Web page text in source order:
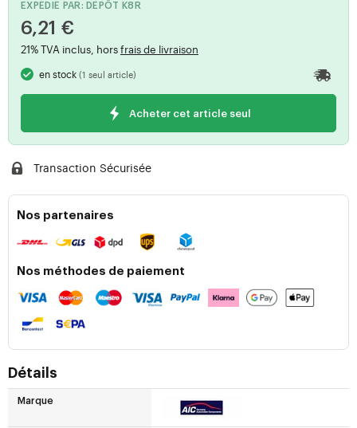
EXPÉDIÉ PAR: DÉPÔT K8R
6,21 €
21% TVA inclus, horsfrais de livraison
en stock(1 seul article)
Acheter cet article seul
Transaction Sécurisée
Nos partenaires
Nos méthodes de paiement
Détails
Marque